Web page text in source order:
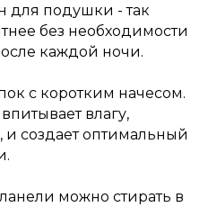
для подушки - так
без необходимости
каждой ночи.
с коротким начесом.
влагу,
создает оптимальный
можно стирать в